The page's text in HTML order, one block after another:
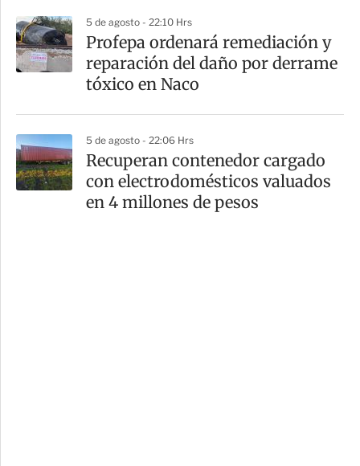
5 de agosto - 22:10 Hrs
Profepa ordenará remediación y
reparación del daño por derrame
tóxico en Naco
5 de agosto - 22:06 Hrs
Recuperan contenedor cargado
con electrodomésticos valuados
en 4 millones de pesos